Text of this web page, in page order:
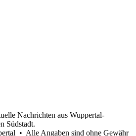
Nachrichten aus Wuppertal-
Südstadt.
• Alle Angaben sind ohne Gewähr